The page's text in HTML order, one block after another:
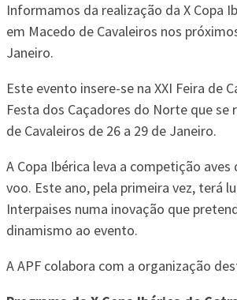
Informamos da realização da X Copa
em Macedo de Cavaleiros nos
Janeiro.
Este evento insere-se na XXI Feira de
Festa dos Caçadores do Norte que se
de Cavaleiros de 26 a 29 de Janeiro.
A Copa Ibérica leva a competição
voo. Este ano, pela primeira vez, terá
Interpaises numa inovação que
dinamismo ao evento.
A APF colabora com a organização